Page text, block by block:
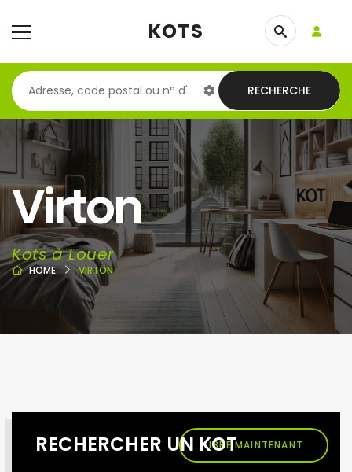
KOTS
RECHERCHE
Virton
Kots à Louer
HOME VIRTON
RECHERCHER UN KOTLIBRE MAINTENANT